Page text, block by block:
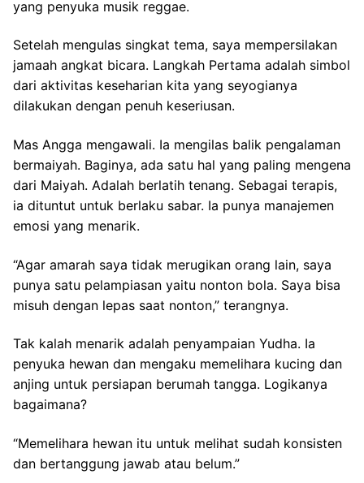
yang penyuka musik reggae.
Setelah mengulas singkat tema, saya mempersilakan
jamaah angkat bicara. Langkah Pertama adalah simbol
dari aktivitas keseharian kita yang seyogianya
dilakukan dengan penuh keseriusan.
Mas Angga mengawali. Ia mengilas balik pengalaman
bermaiyah. Baginya, ada satu hal yang paling mengena
dari Maiyah. Adalah berlatih tenang. Sebagai terapis,
ia dituntut untuk berlaku sabar. Ia punya manajemen
emosi yang menarik.
“Agar amarah saya tidak merugikan orang lain, saya
punya satu pelampiasan yaitu nonton bola. Saya bisa
misuh dengan lepas saat nonton,” terangnya.
Tak kalah menarik adalah penyampaian Yudha. Ia
penyuka hewan dan mengaku memelihara kucing dan
anjing untuk persiapan berumah tangga. Logikanya
bagaimana?
“Memelihara hewan itu untuk melihat sudah konsisten
dan bertanggung jawab atau belum.”